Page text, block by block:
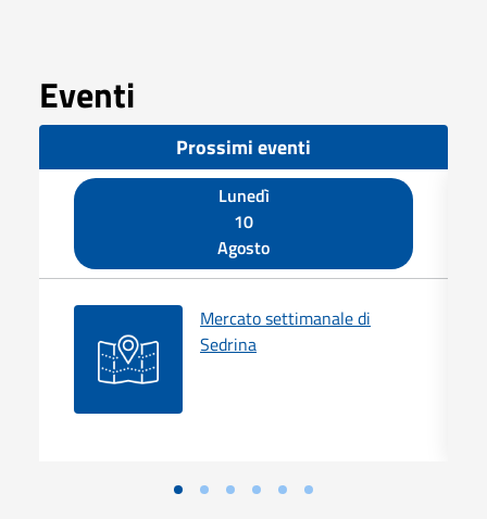
Eventi
Prossimi eventi
Lunedì
10
Agosto
Mercato settimanale di
Sedrina